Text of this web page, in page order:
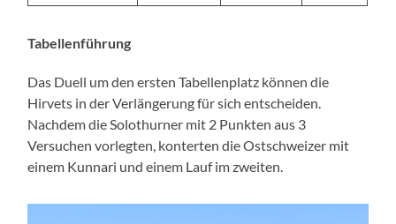
Tabellenführung
Das Duell um den ersten Tabellenplatz können die
Hirvets in der Verlängerung für sich entscheiden.
Nachdem die Solothurner mit 2 Punkten aus 3
Versuchen vorlegten, konterten die Ostschweizer mit
einem Kunnari und einem Lauf im zweiten.